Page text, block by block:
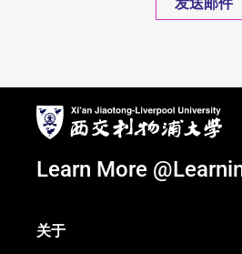
Learn More
关于